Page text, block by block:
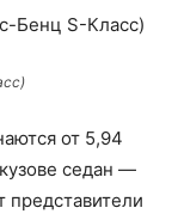
от 5,94
седан —
представители